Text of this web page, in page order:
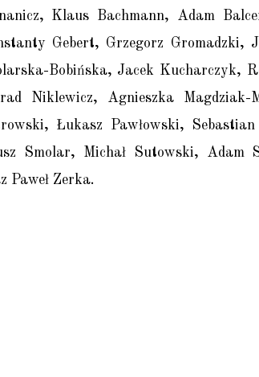
Klaus Bachmann, Adam
Gebert, Grzegorz Gromadzki,
Bobińska, Jacek Kucharczyk,
Niklewicz, Agnieszka Magdziak-
Łukasz Pawłowski, Sebastian
Smolar, Michał Sutowski, Adam
Paweł Zerka.